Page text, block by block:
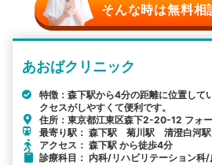
そんな時は無料相
あおばクリニック
特徴：森下駅から4分の距離に位置して
クセスがしやすくて便利です。
住所：東京都江東区森下2-20-12 フォ
最寄り駅： 森下駅 菊川駅 清澄白河駅
アクセス： 森下駅 から徒歩4分
診療科目： 内科/リハビリテーション